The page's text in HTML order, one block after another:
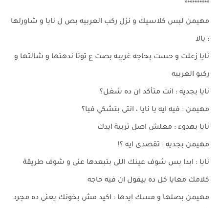
**********
مهيمن لبس كلاسيك و نزل ركب العربيه بص ل نايا و شاورلها
: يالا
نايا زعلت و حست بحاجه غريبه بصت ع توتا ندهتها و شالتها و
ركبو العربيه
نايا بجديه : انت متأكد ان ده شغل؟
مهيمن : فيه ايه يا نايا ، انتى بتشكي فيا؟
نايا بهدوء : معلش اصل تربية ايدك
مهيمن بجديه : تقصدى ايه ؟!
نايا : ابدا بس شوف عينك اللى بتبعدها عنى و شوف طريقة
كلامك معايا كل ده بيقول ان فيه حاجه
مهيمن بصلها و مسك ايدها : اكيد مش بخونك يعنى ده مجرد